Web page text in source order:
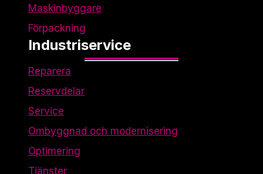
Maskinbyggare
Förpackning
Industriservice
Reparera
Reservdelar
Service
Ombyggnad och modernisering
Optimering
Tjänster